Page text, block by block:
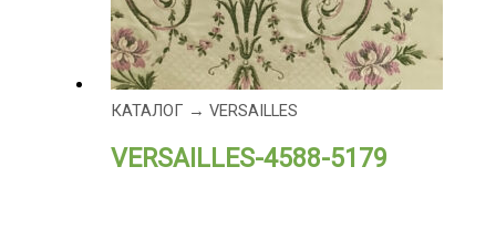
КАТАЛОГ → VERSAILLES
VERSAILLES-4588-5179